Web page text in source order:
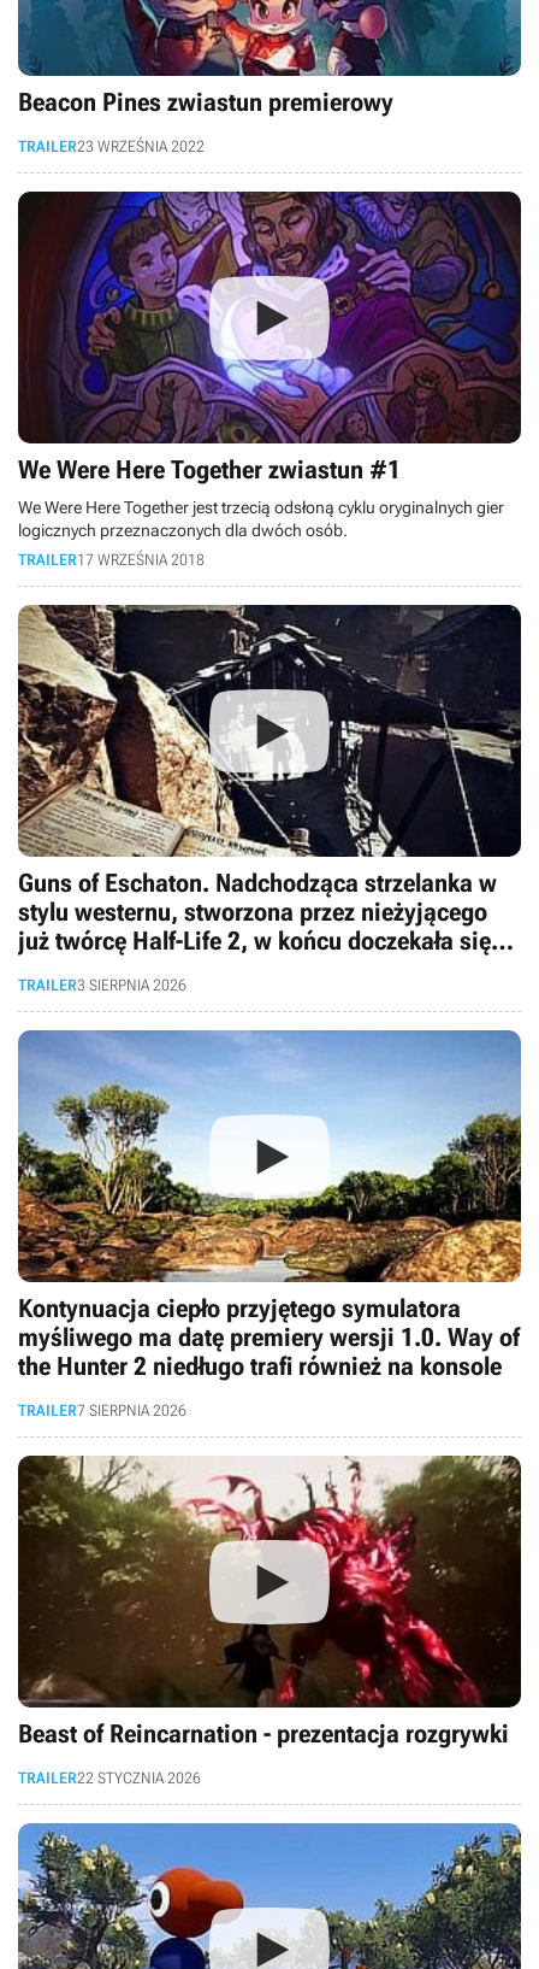
Beacon Pines zwiastun premierowy
TRAILER23 WRZEŚNIA 2022
We Were Here Together zwiastun #1
We Were Here Together jest trzecią odsłoną cyklu oryginalnych gier
logicznych przeznaczonych dla dwóch osób.
TRAILER17 WRZEŚNIA 2018
Guns of Eschaton. Nadchodząca strzelanka w
stylu westernu, stworzona przez nieżyjącego
już twórcę Half-Life 2, w końcu doczekała się
TRAILER3 SIERPNIA 2026
Kontynuacja ciepło przyjętego symulatora
myśliwego ma datę premiery wersji 1.0. Way of
the Hunter 2 niedługo trafi również na konsole
TRAILER7 SIERPNIA 2026
Beast of Reincarnation - prezentacja rozgrywki
TRAILER22 STYCZNIA 2026